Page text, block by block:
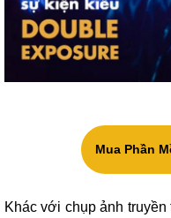
Mua Phần
Khác với chụp ảnh